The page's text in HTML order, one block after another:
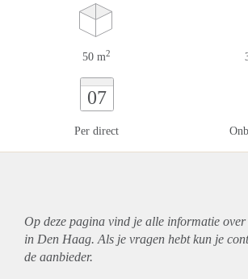
50 m2
07
Per direct
Op deze pagina vind je alle informatie
in Den Haag. Als je vragen hebt kun je
de aanbieder.